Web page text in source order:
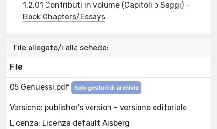
1.2.01 Contributi in volume (Capitoli o Saggi) -
Book Chapters/Essays
File allegato/i alla scheda:
File
05 Genuessi.pdf Solo gestori di archivio
Versione: publisher's version - versione editoriale
Licenza: Licenza default Aisberg